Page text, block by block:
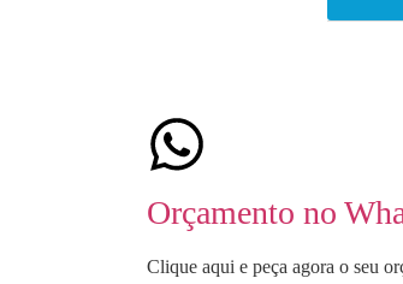
Orçamento no
Clique aqui e peça agora o seu